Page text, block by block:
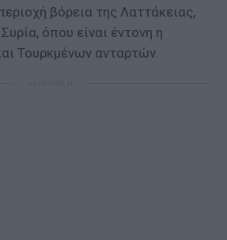
βόρεια της Λαττάκειας,
όπου είναι έντονη η
Τουρκμένων ανταρτών.